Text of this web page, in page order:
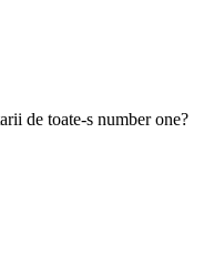
de toate-s number one?